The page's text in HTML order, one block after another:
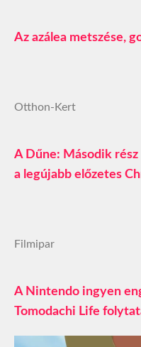
Az azálea metszése,
Otthon-Kert
A Dűne: Második
a legújabb előzetes
Filmipar
A Nintendo ingyen
Tomodachi Life